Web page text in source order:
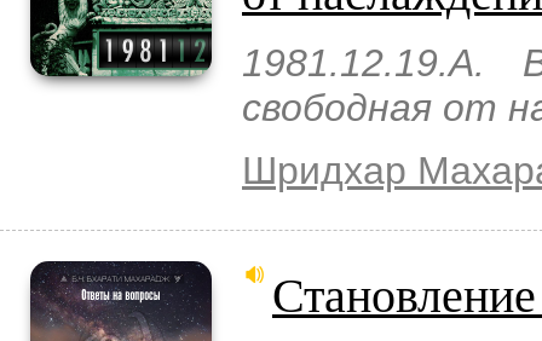
1981.12.19.A.
свободная от
Шридхар